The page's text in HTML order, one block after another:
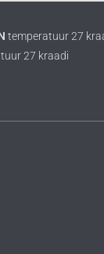
temperatuur 27
27 kraadi